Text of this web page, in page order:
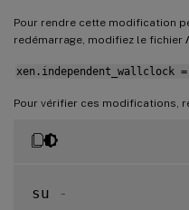
Pour rendre cette modification
redémarrage, modifiez le fichier
xen.independent_wallclock =
Pour vérifier ces modifications,
su -